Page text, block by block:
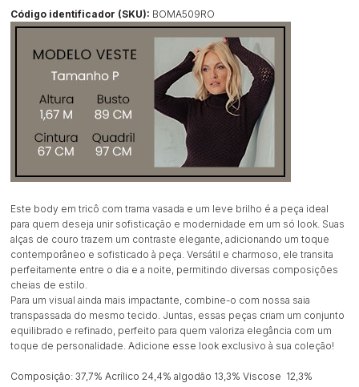
Código identificador (SKU): BOMA509RO
Este body em tricô com trama vasada e um leve brilho é a peça ideal
para quem deseja unir sofisticação e modernidade em um só look. Suas
alças de couro trazem um contraste elegante, adicionando um toque
contemporâneo e sofisticado à peça. Versátil e charmoso, ele transita
perfeitamente entre o dia e a noite, permitindo diversas composições
cheias de estilo.
Para um visual ainda mais impactante, combine-o com nossa saia
transpassada do mesmo tecido. Juntas, essas peças criam um conjunto
equilibrado e refinado, perfeito para quem valoriza elegância com um
toque de personalidade. Adicione esse look exclusivo à sua coleção!
Composição: 37,7% Acrílico 24,4% algodão 13,3% Viscose 12,3%